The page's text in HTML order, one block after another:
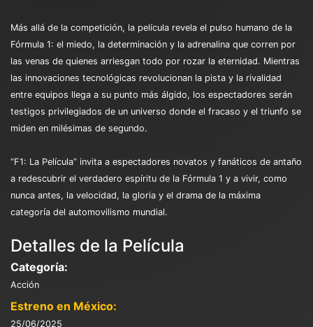
Más allá de la competición, la película revela el pulso humano de la
Fórmula 1: el miedo, la determinación y la adrenalina que corren por
las venas de quienes arriesgan todo por rozar la eternidad. Mientras
las innovaciones tecnológicas revolucionan la pista y la rivalidad
entre equipos llega a su punto más álgido, los espectadores serán
testigos privilegiados de un universo donde el fracaso y el triunfo se
miden en milésimas de segundo.
“F1: La Película” invita a espectadores novatos y fanáticos de antaño
a redescubrir el verdadero espíritu de la Fórmula 1 y a vivir, como
nunca antes, la velocidad, la gloria y el drama de la máxima
categoría del automovilismo mundial.
Detalles de la Película
Categoría:
Acción
Estreno en México:
25/06/2025